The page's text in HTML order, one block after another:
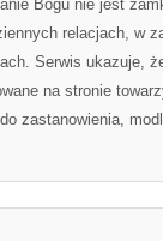
Bogu nie jest
relacjach, w
Serwis ukazuje,
na stronie
zastanowienia,